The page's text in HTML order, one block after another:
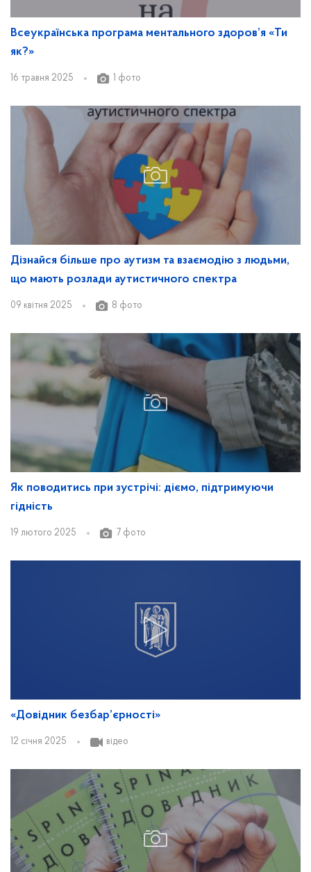
Всеукраїнська програма ментального здоров’я «Ти
як?»
16 травня 2025 1 фото
Дізнайся більше про аутизм та взаємодію з людьми,
що мають розлади аутистичного спектра
09 квітня 2025 8 фото
Як поводитись при зустрічі: діємо, підтримуючи
гідність
19 лютого 2025 7 фото
«Довідник безбар’єрності»
12 січня 2025 відео